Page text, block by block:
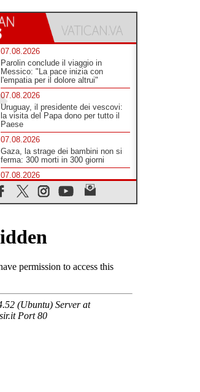
07.08.2026
Parolin conclude il viaggio in
Messico: "La pace inizia con
l'empatia per il dolore altrui"
07.08.2026
Uruguay, il presidente dei vescovi:
la visita del Papa dono per tutto il
Paese
07.08.2026
Gaza, la strage dei bambini non si
ferma: 300 morti in 300 giorni
07.08.2026
Medio Oriente, non c'è accordo tra
Libano e Israele
Youth Meeting": da Assisi uno
sguardo nuovo
In un minuto la visita di Papa Leone
È morto Francesco Guccini,
Salvarani: "Ci ha interpretato come
pochissimi altri"